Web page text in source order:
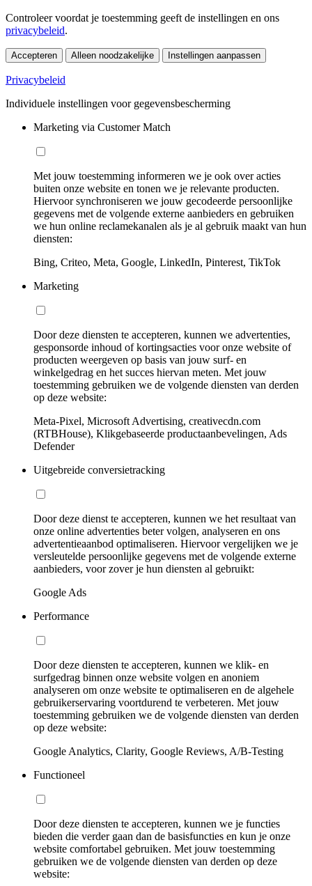
Controleer voordat je toestemming geeft de instellingen en ons
privacybeleid.
Accepteren Alleen noodzakelijke Instellingen aanpassen
Privacybeleid
Individuele instellingen voor gegevensbescherming
Marketing via Customer Match
Met jouw toestemming informeren we je ook over acties
buiten onze website en tonen we je relevante producten.
Hiervoor synchroniseren we jouw gecodeerde persoonlijke
gegevens met de volgende externe aanbieders en gebruiken
we hun online reclamekanalen als je al gebruik maakt van hun
diensten:
Bing, Criteo, Meta, Google, LinkedIn, Pinterest, TikTok
Marketing
Door deze diensten te accepteren, kunnen we advertenties,
gesponsorde inhoud of kortingsacties voor onze website of
producten weergeven op basis van jouw surf- en
winkelgedrag en het succes hiervan meten. Met jouw
toestemming gebruiken we de volgende diensten van derden
op deze website:
Meta-Pixel, Microsoft Advertising, creativecdn.com
(RTBHouse), Klikgebaseerde productaanbevelingen, Ads
Defender
Uitgebreide conversietracking
Door deze dienst te accepteren, kunnen we het resultaat van
onze online advertenties beter volgen, analyseren en ons
advertentieaanbod optimaliseren. Hiervoor vergelijken we je
versleutelde persoonlijke gegevens met de volgende externe
aanbieders, voor zover je hun diensten al gebruikt:
Google Ads
Performance
Door deze diensten te accepteren, kunnen we klik- en
surfgedrag binnen onze website volgen en anoniem
analyseren om onze website te optimaliseren en de algehele
gebruikerservaring voortdurend te verbeteren. Met jouw
toestemming gebruiken we de volgende diensten van derden
op deze website:
Google Analytics, Clarity, Google Reviews, A/B-Testing
Functioneel
Door deze diensten te accepteren, kunnen we je functies
bieden die verder gaan dan de basisfuncties en kun je onze
website comfortabel gebruiken. Met jouw toestemming
gebruiken we de volgende diensten van derden op deze
website: